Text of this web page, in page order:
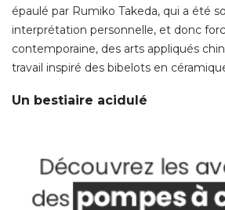
épaulé par Rumiko Takeda, qui a été
interprétation personnelle, et donc
contemporaine, des arts appliqués
travail inspiré des bibelots en
Un bestiaire acidulé